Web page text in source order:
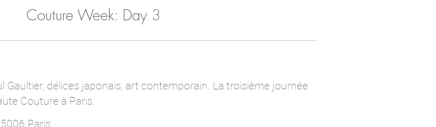
Couture Week: Day 3
Gaultier, délices japonais, art contemporain. La troisième journée
Couture à Paris.
Paris